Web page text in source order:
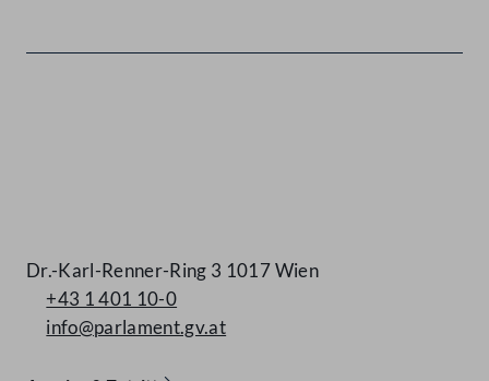
Dr.-Karl-Renner-Ring 3 1017 Wien
+43 1 401 10-0
info@parlament.gv.at